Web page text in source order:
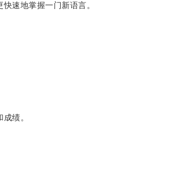
速地掌握一门新语言。
绩。